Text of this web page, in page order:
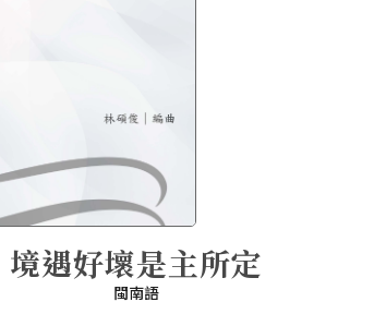
境遇好壞是主所定
閩南語